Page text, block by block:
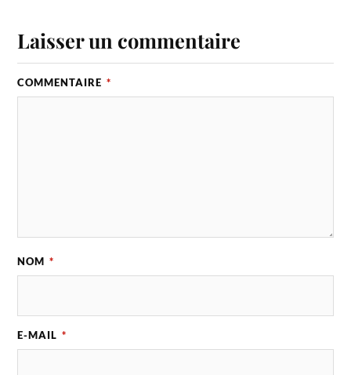
Laisser un commentaire
COMMENTAIRE *
NOM *
E-MAIL *